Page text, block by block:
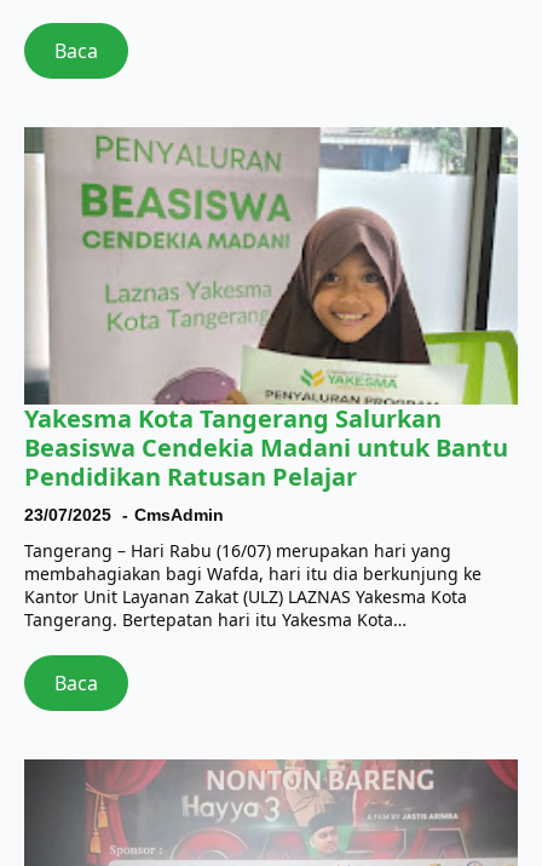
Baca
Yakesma Kota Tangerang Salurkan
Beasiswa Cendekia Madani untuk Bantu
Pendidikan Ratusan Pelajar
23/07/2025 CmsAdmin
Tangerang – Hari Rabu (16/07) merupakan hari yang
membahagiakan bagi Wafda, hari itu dia berkunjung ke
Kantor Unit Layanan Zakat (ULZ) LAZNAS Yakesma Kota
Tangerang. Bertepatan hari itu Yakesma Kota…
Baca